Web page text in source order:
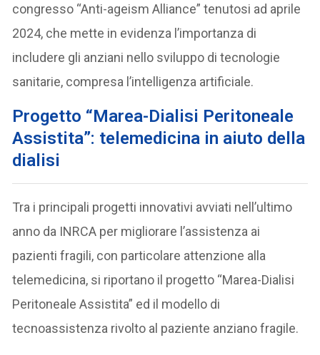
congresso “Anti-ageism Alliance” tenutosi ad aprile
2024, che mette in evidenza l’importanza di
includere gli anziani nello sviluppo di tecnologie
sanitarie, compresa l’intelligenza artificiale.
Progetto “Marea-Dialisi Peritoneale
Assistita”: telemedicina in aiuto della
dialisi
Tra i principali progetti innovativi avviati nell’ultimo
anno da INRCA per migliorare l’assistenza ai
pazienti fragili, con particolare attenzione alla
telemedicina, si riportano il progetto “Marea-Dialisi
Peritoneale Assistita” ed il modello di
tecnoassistenza rivolto al paziente anziano fragile.